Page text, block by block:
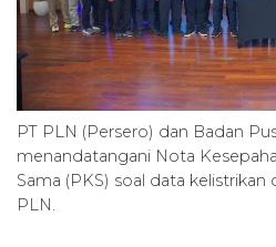
PT PLN (Persero) dan Badan
menandatangani Nota
Sama (PKS) soal data kelistrikan
PLN.